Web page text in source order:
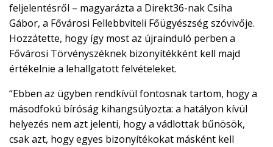
feljelentésről – magyarázta a Direkt36-nak Csiha
Gábor, a Fővárosi Fellebbviteli Főügyészség szóvivője.
Hozzátette, hogy így most az újrainduló perben a
Fővárosi Törvényszéknek bizonyítékként kell majd
értékelnie a lehallgatott felvételeket.
“Ebben az ügyben rendkívül fontosnak tartom, hogy a
másodfokú bíróság kihangsúlyozta: a hatályon kívül
helyezés nem azt jelenti, hogy a vádlottak bűnösök,
csak azt, hogy egyes bizonyítékokat másként kell